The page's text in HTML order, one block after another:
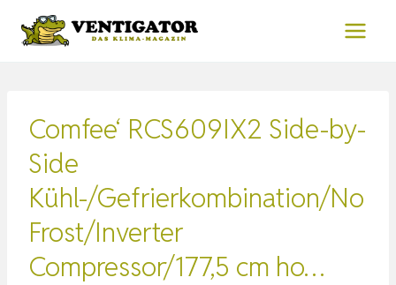
Inhalt
Comfee‘ RCS609IX2 Side-by-
Side
Kühl-/Gefrierkombination/No
Frost/Inverter
Compressor/177,5 cm ho…